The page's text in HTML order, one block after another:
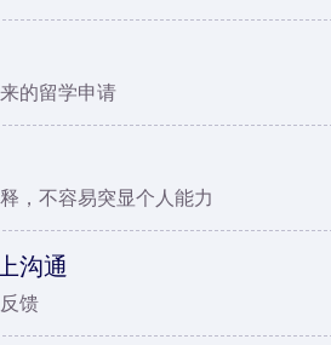
的留学申请
，不容易突显个人能力
沟通
馈